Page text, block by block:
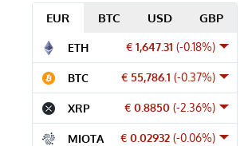
EUR BTC USD GBP
€ 1,647.31 (-0.18%)
ETH
€ 55,786.1 (-0.37%)
BTC
€ 0.8850 (-2.36%)
XRP
€ 0.02932 (-0.06%)
MIOTA